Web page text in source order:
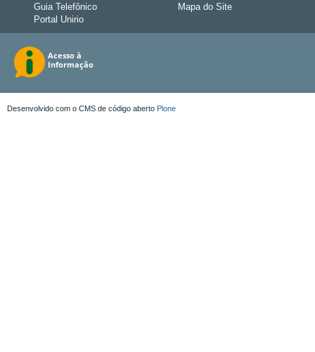
Guia Telefônico
Portal Unirio
Mapa do Site
Desenvolvido com o CMS de código aberto Plone